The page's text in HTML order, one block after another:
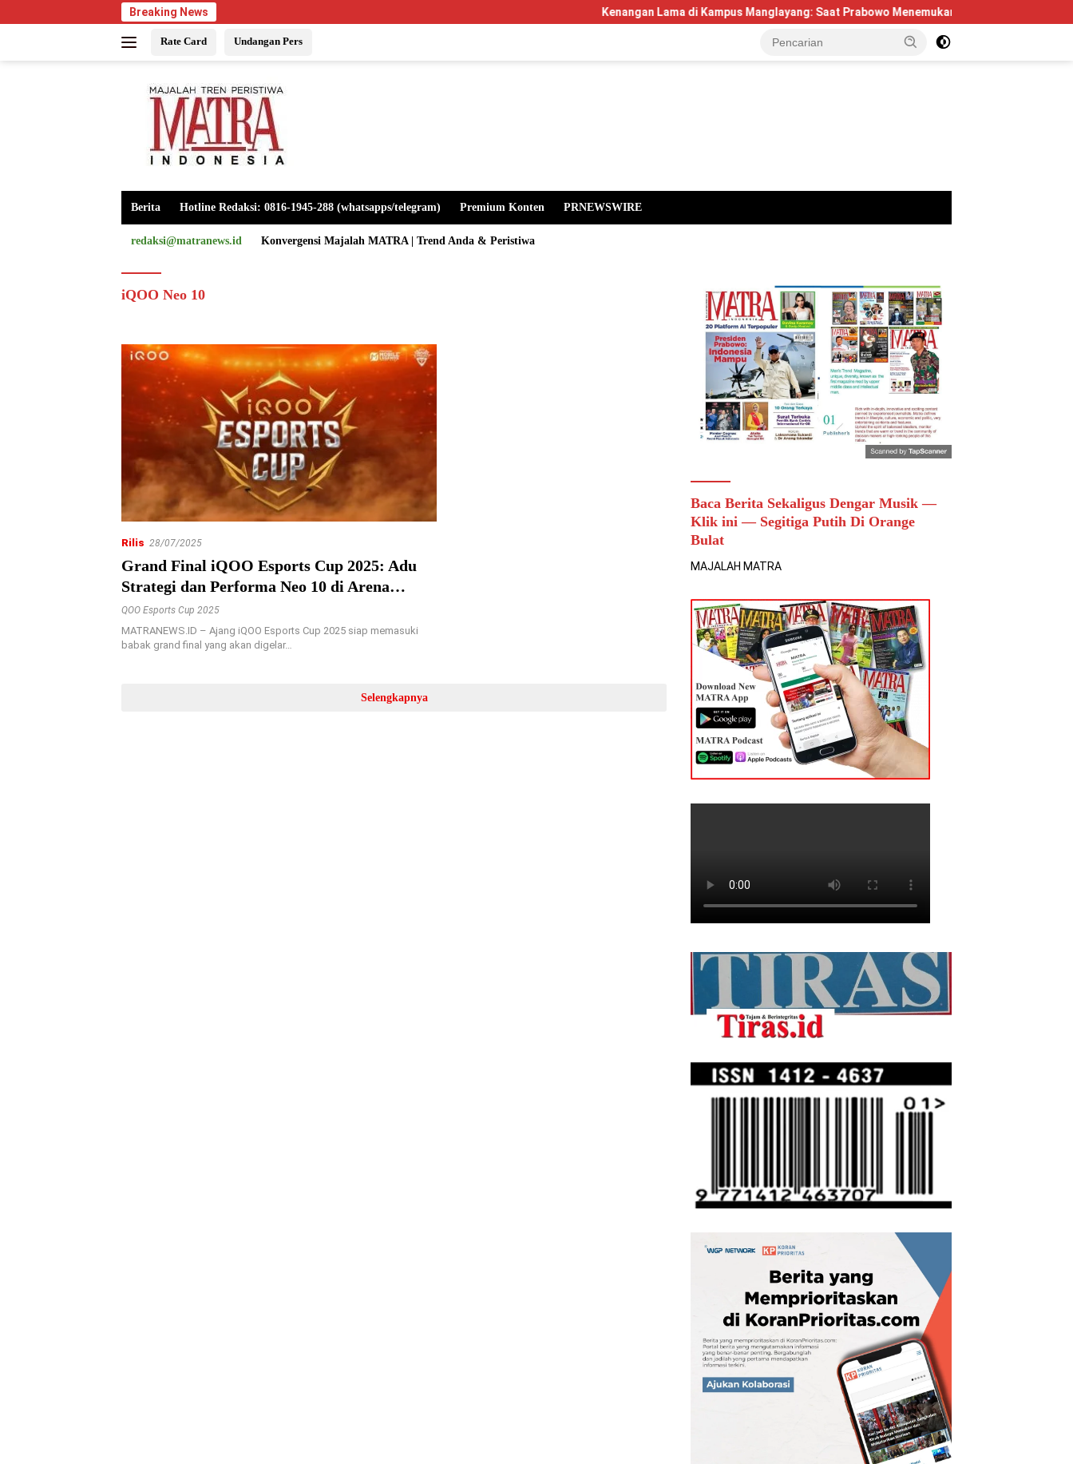
ke
Breaking News Kenangan Lama di Kampus Manglayang: Saat Prabowo Menemukan Kembali Jejak Sejarah IPDN
Rate Card Undangan Pers
Berita Hotline Redaksi: 0816-1945-288 (whatsapps/telegram) Premium Konten PRNEWSWIRE
redaksi@matranews.id Konvergensi Majalah MATRA | Trend Anda & Peristiwa
iQOO Neo 10
Rilis 28/07/2025
Grand Final iQOO Esports Cup 2025: Adu
Strategi dan Performa Neo 10 di Arena
Kompetitif
QOO Esports Cup 2025
MATRANEWS.ID – Ajang iQOO Esports Cup 2025 siap memasuki
babak grand final yang akan digelar…
Selengkapnya
Baca Berita Sekaligus Dengar Musik —
Klik ini — Segitiga Putih Di Orange
Bulat
MAJALAH MATRA